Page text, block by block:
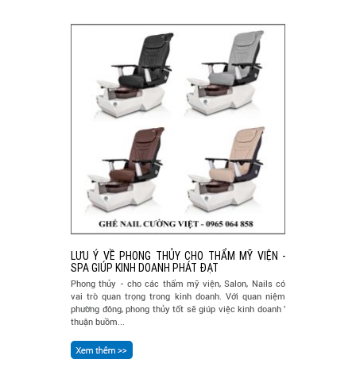
LƯU Ý VỀ PHONG THỦY CHO THẨM MỸ VIỆN -
SPA GIÚP KINH DOANH PHÁT ĐẠT
Phong thủy - cho các thẩm mỹ viện, Salon, Nails có
vai trò quan trọng trong kinh doanh. Với quan niệm
phường đông, phong thủy tốt sẽ giúp việc kinh doanh '
thuận buồm...